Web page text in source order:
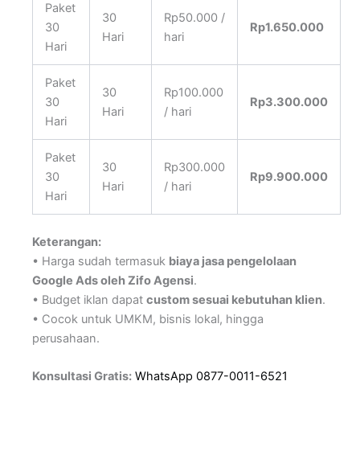
Paket
30
Hari
30
Hari
Rp50.000 /
hari
Rp1.650.000
Paket
30
Hari
30
Hari
Rp100.000
/ hari
Rp3.300.000
Paket
30
Hari
30
Hari
Rp300.000
/ hari
Rp9.900.000
Keterangan:
• Harga sudah termasuk biaya jasa pengelolaan
Google Ads oleh Zifo Agensi.
• Budget iklan dapat custom sesuai kebutuhan klien.
• Cocok untuk UMKM, bisnis lokal, hingga
perusahaan.
Konsultasi Gratis: WhatsApp 0877-0011-6521